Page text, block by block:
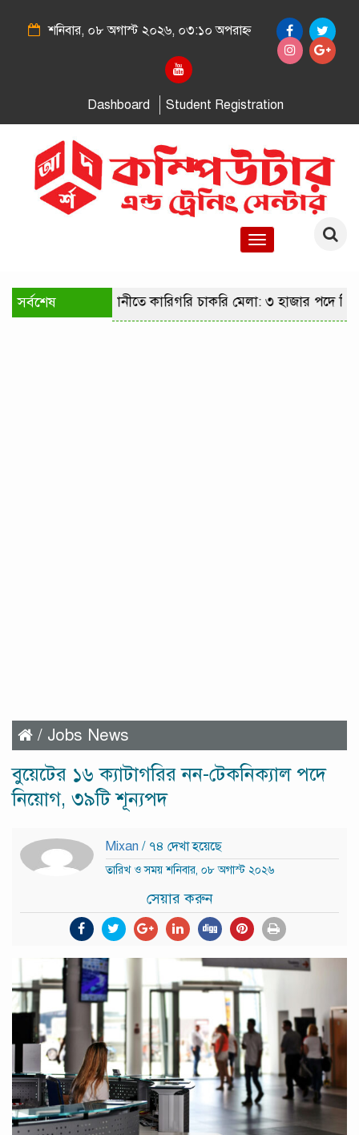
শনিবার, ০৮ অগাস্ট ২০২৬, ০৩:১০ অপরাহ্ন
Dashboard Student Registration
Toggle
সর্বশেষ রাজধানীতে কারিগরি চাকরি মেলা: ৩ হাজার পদে
/ Jobs News
বুয়েটের ১৬ ক্যাটাগরির নন-টেকনিক্যাল পদে
নিয়োগ, ৩৯টি শূন্যপদ
Mixan / ৭৪ দেখা হয়েছে
তারিখ ও সময় শনিবার, ০৮ অগাস্ট ২০২৬
সেয়ার করুন